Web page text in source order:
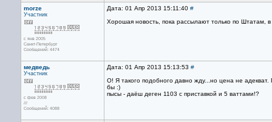
morze
Участник
с янв 2005
Санкт-Петербург
Сообщений: 4474
Дата: 01 Апр 2013 15:11:40 #
Хорошая новость, пока рассылают только по Штатам,
медведь
Участник
с фев 2008
///
Сообщений: 4088
Дата: 01 Апр 2013 15:13:53 #
О! Я такого подобного давно жду...но цена не
бы :)
пысы - даёш деген 1103 с приставкой и 5 ваттами!?